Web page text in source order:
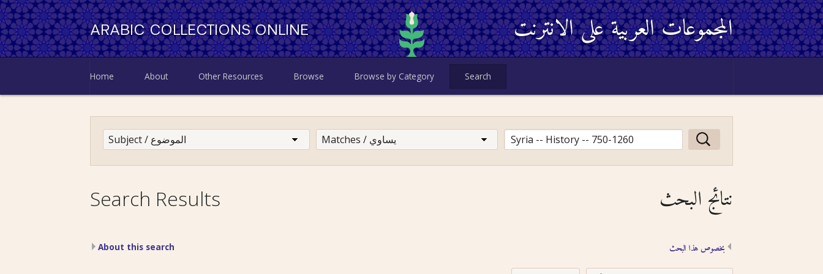
ARABIC COLLECTIONS ONLINE المجموعات العربية على الانترنت
Home About Other Resources Browse Browse by Category Search
Search Results نتائج البحث
About this search بخصوص هذا البحث